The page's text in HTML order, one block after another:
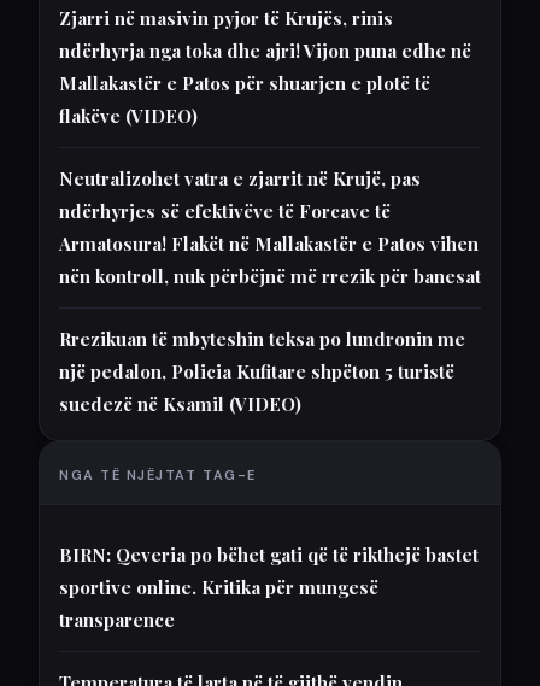
Zjarri në masivin pyjor të Krujës, rinis
ndërhyrja nga toka dhe ajri! Vijon puna edhe në
Mallakastër e Patos për shuarjen e plotë të
flakëve (VIDEO)
Neutralizohet vatra e zjarrit në Krujë, pas
ndërhyrjes së efektivëve të Forcave të
Armatosura! Flakët në Mallakastër e Patos vihen
nën kontroll, nuk përbëjnë më rrezik për banesat
Rrezikuan të mbyteshin teksa po lundronin me
një pedalon, Policia Kufitare shpëton 5 turistë
suedezë në Ksamil (VIDEO)
NGA TË NJËJTAT TAG-E
BIRN: Qeveria po bëhet gati që të rikthejë bastet
sportive online. Kritika për mungesë
transparence